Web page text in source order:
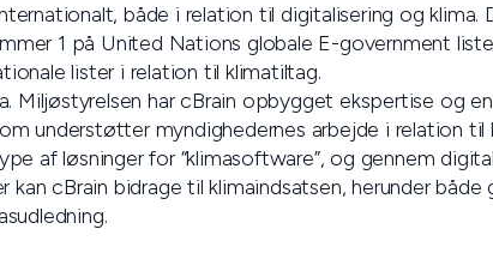
både i relation til digitalisering og klima.
1 på United Nations globale E-government
lister i relation til klimatiltag.
Miljøstyrelsen har cBrain opbygget ekspertise og
understøtter myndighedernes arbejde i relation til
af løsninger for “klimasoftware”, og gennem
kan cBrain bidrage til klimaindsatsen, herunder